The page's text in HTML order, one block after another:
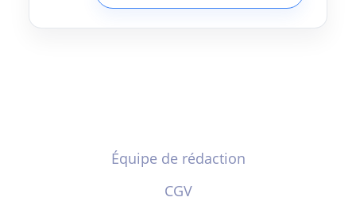
Équipe de rédaction
CGV